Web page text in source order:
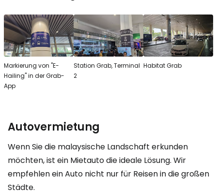
Markierung von "E-
Hailing" in der Grab-
App
Station Grab, Terminal
2
Habitat Grab
Autovermietung
Wenn Sie die malaysische Landschaft erkunden
möchten, ist ein Mietauto die ideale Lösung. Wir
empfehlen ein Auto nicht nur für Reisen in die großen
Städte.